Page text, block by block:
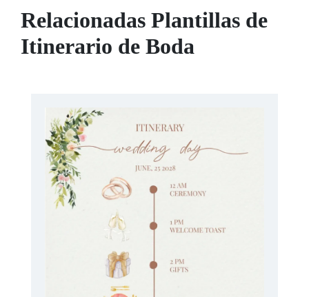
Relacionadas Plantillas de
Itinerario de Boda